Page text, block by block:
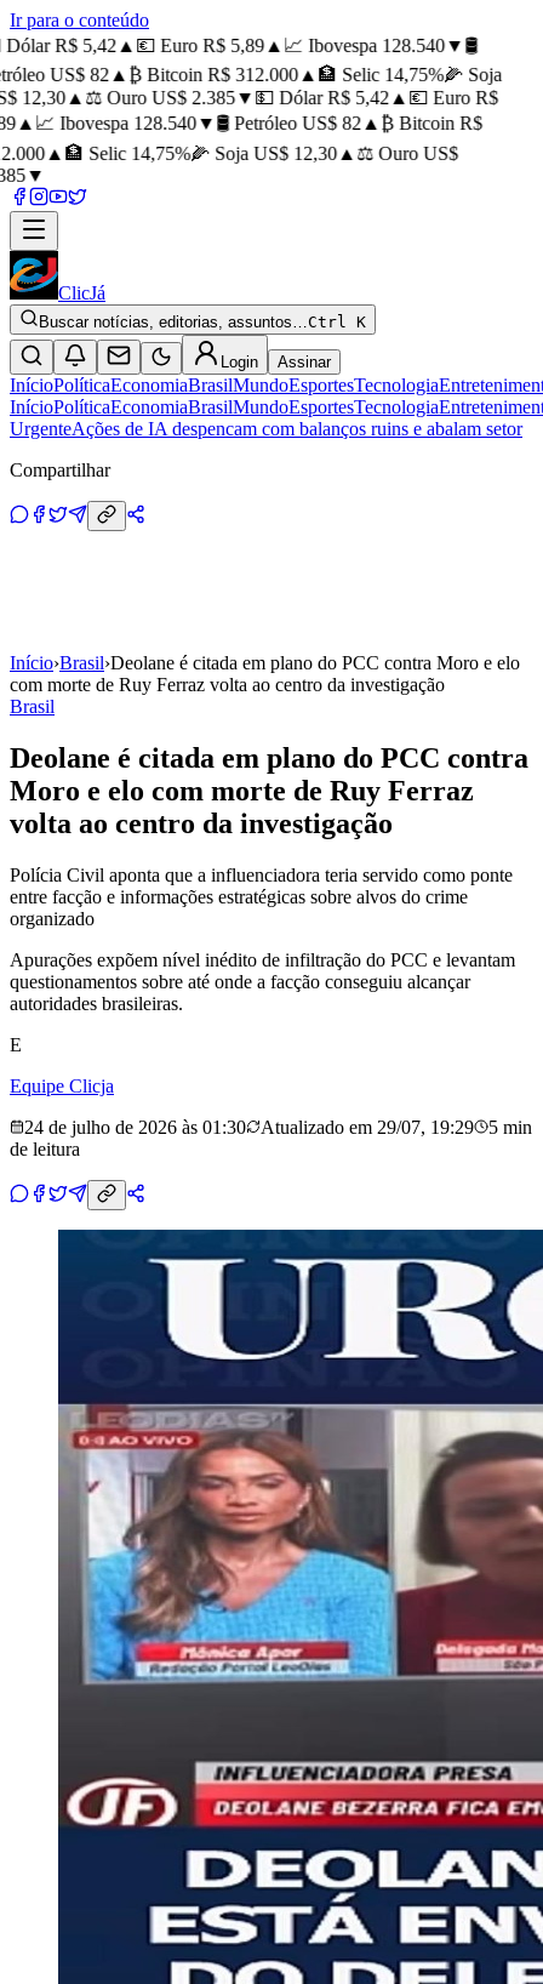
Ir para o conteúdo
R$ 5,42▲💶 Euro R$ 5,89▲📈 Ibovespa 128.540▼🛢️
US$ 82▲₿ Bitcoin R$ 312.000▲🏦 Selic 14,75%🌽 Soja
12,30▲⚖️ Ouro US$ 2.385▼💵 Dólar R$ 5,42▲💶 Euro R$
▲📈 Ibovespa 128.540▼🛢️ Petróleo US$ 82▲₿ Bitcoin R$
▲🏦 Selic 14,75%🌽 Soja US$ 12,30▲⚖️ Ouro US$
▼
ClicJá
Buscar notícias, editorias, assuntos…Ctrl K
Login Assinar
InícioPolíticaEconomiaBrasilMundoEsportesTecnologia
InícioPolíticaEconomiaBrasilMundoEsportesTecnologia
UrgenteAções de IA despencam com balanços ruins e abalam setor
Compartilhar
Início›Brasil›Deolane é citada em plano do PCC contra Moro e elo
com morte de Ruy Ferraz volta ao centro da investigação
Brasil
Deolane é citada em plano do PCC contra
Moro e elo com morte de Ruy Ferraz
volta ao centro da investigação
Polícia Civil aponta que a influenciadora teria servido como ponte
entre facção e informações estratégicas sobre alvos do crime
organizado
Apurações expõem nível inédito de infiltração do PCC e levantam
questionamentos sobre até onde a facção conseguiu alcançar
autoridades brasileiras.
E
Equipe Clicja
24 de julho de 2026 às 01:30
Atualizado em 29/07, 19:29
5 min
de leitura